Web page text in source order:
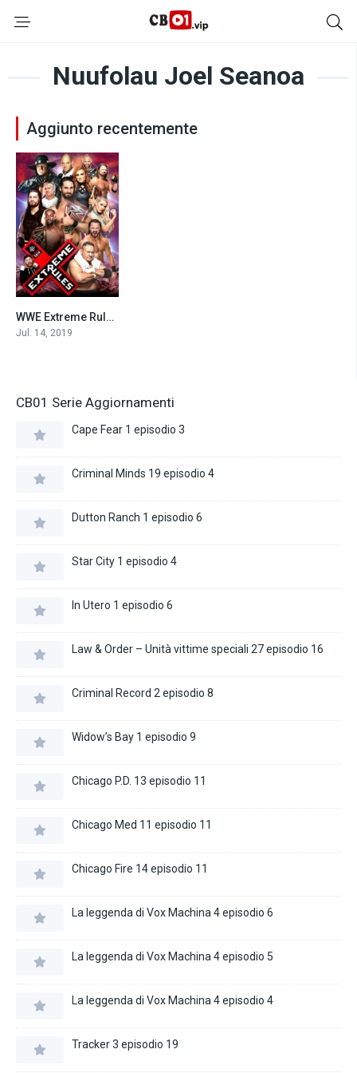
Nuufolau Joel Seanoa
Aggiunto recentemente
0
WWE Extreme Rules 2019
Jul. 14, 2019
CB01 Serie Aggiornamenti
Cape Fear 1 episodio 3
Criminal Minds 19 episodio 4
Dutton Ranch 1 episodio 6
Star City 1 episodio 4
In Utero 1 episodio 6
Law & Order – Unità vittime speciali 27 episodio 16
Criminal Record 2 episodio 8
Widow’s Bay 1 episodio 9
Chicago P.D. 13 episodio 11
Chicago Med 11 episodio 11
Chicago Fire 14 episodio 11
La leggenda di Vox Machina 4 episodio 6
La leggenda di Vox Machina 4 episodio 5
La leggenda di Vox Machina 4 episodio 4
Tracker 3 episodio 19